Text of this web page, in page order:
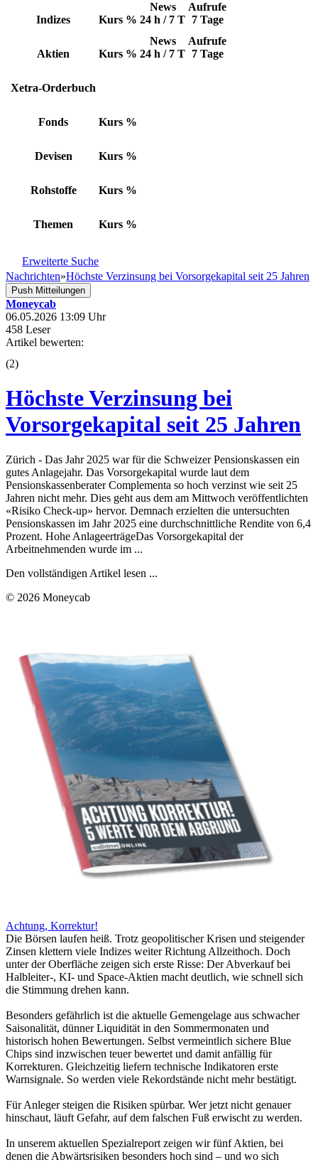
Indizes Kurs %
News
24 h / 7 T
Aufrufe
7 Tage
Aktien Kurs %
News
24 h / 7 T
Aufrufe
7 Tage
Xetra-Orderbuch
Fonds Kurs %
Devisen Kurs %
Rohstoffe Kurs %
Themen Kurs %
Erweiterte Suche
Nachrichten»Höchste Verzinsung bei Vorsorgekapital seit 25 Jahren
Push Mitteilungen
Moneycab
06.05.2026 13:09 Uhr
458 Leser
Artikel bewerten:
(2)
Höchste Verzinsung bei
Vorsorgekapital seit 25 Jahren
Zürich - Das Jahr 2025 war für die Schweizer Pensionskassen ein
gutes Anlagejahr. Das Vorsorgekapital wurde laut dem
Pensionskassenberater Complementa so hoch verzinst wie seit 25
Jahren nicht mehr. Dies geht aus dem am Mittwoch veröffentlichten
«Risiko Check-up» hervor. Demnach erzielten die untersuchten
Pensionskassen im Jahr 2025 eine durchschnittliche Rendite von 6,4
Prozent. Hohe AnlageerträgeDas Vorsorgekapital der
Arbeitnehmenden wurde im ...
Den vollständigen Artikel lesen ...
© 2026 Moneycab
Achtung, Korrektur!
Die Börsen laufen heiß. Trotz geopolitischer Krisen und steigender
Zinsen klettern viele Indizes weiter Richtung Allzeithoch. Doch
unter der Oberfläche zeigen sich erste Risse: Der Abverkauf bei
Halbleiter-, KI- und Space-Aktien macht deutlich, wie schnell sich
die Stimmung drehen kann.
Besonders gefährlich ist die aktuelle Gemengelage aus schwacher
Saisonalität, dünner Liquidität in den Sommermonaten und
historisch hohen Bewertungen. Selbst vermeintlich sichere Blue
Chips sind inzwischen teuer bewertet und damit anfällig für
Korrekturen. Gleichzeitig liefern technische Indikatoren erste
Warnsignale. So werden viele Rekordstände nicht mehr bestätigt.
Für Anleger steigen die Risiken spürbar. Wer jetzt nicht genauer
hinschaut, läuft Gefahr, auf dem falschen Fuß erwischt zu werden.
In unserem aktuellen Spezialreport zeigen wir fünf Aktien, bei
denen die Abwärtsrisiken besonders hoch sind – und wo sich